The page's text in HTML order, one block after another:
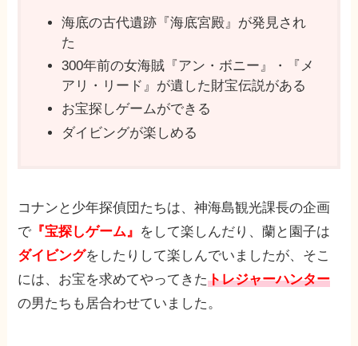
海底の古代遺跡『海底宮殿』が発見され
た
300年前の女海賊『アン・ボニー』・『メ
アリ・リード』が遺した財宝伝説がある
お宝探しゲームができる
ダイビングが楽しめる
コナンと少年探偵団たちは、神海島観光課長の企画
で 『宝探しゲーム』 をして楽しんだり、蘭と園子は
ダイビングをしたりして楽しんでいましたが、そこ
には、お宝を求めてやってきたトレジャーハンター
の男たちも居合わせていました。